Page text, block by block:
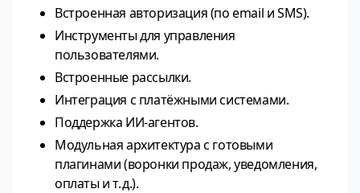
Встроенная авторизация (по email и SMS).
Инструменты для управления
пользователями.
Встроенные рассылки.
Интеграция с платёжными системами.
Поддержка ИИ‑агентов.
Модульная архитектура с готовыми
плагинами (воронки продаж, уведомления,
оплаты и т. д.).